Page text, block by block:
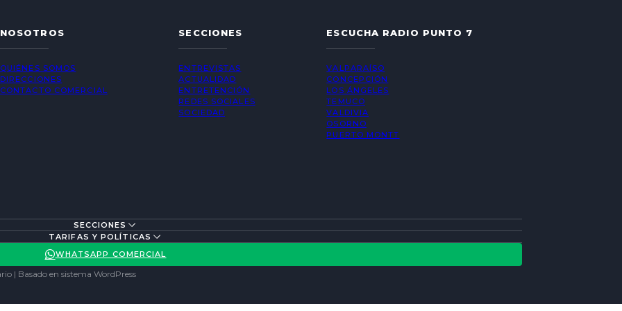
NOSOTROS
QUIÉNES SOMOS
DIRECCIONES
CONTACTO COMERCIAL
SECCIONES
ENTREVISTAS
ACTUALIDAD
ENTRETENCIÓN
REDES SOCIALES
SOCIEDAD
ESCUCHA RADIO PUNTO 7
VALPARAÍSO
CONCEPCIÓN
LOS ÁNGELES
TEMUCO
VALDIVIA
OSORNO
PUERTO MONTT
SECCIONES
TARIFAS Y POLÍTICAS
WHATSAPP COMERCIAL
| Basado en sistema WordPress